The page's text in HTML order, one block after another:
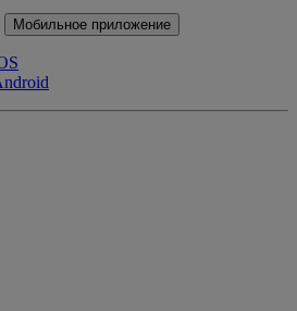
Мобильное приложение